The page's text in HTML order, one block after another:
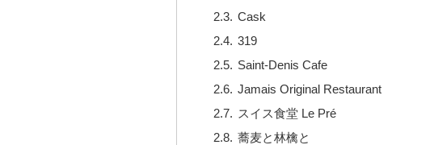
Cask
319
Saint-Denis Cafe
Jamais Original Restaurant
スイス食堂 Le Pré
蕎麦と林檎と